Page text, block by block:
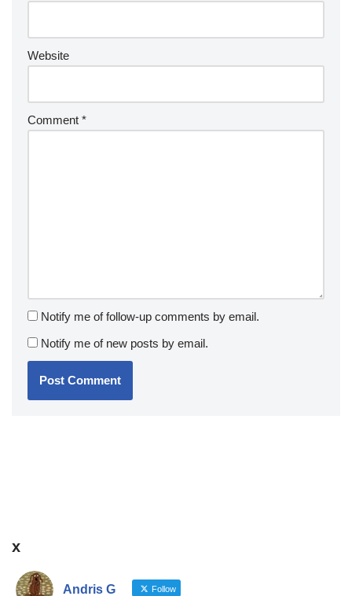
Website
Comment *
Notify me of follow-up comments by email.
Notify me of new posts by email.
x
Andris G Follow